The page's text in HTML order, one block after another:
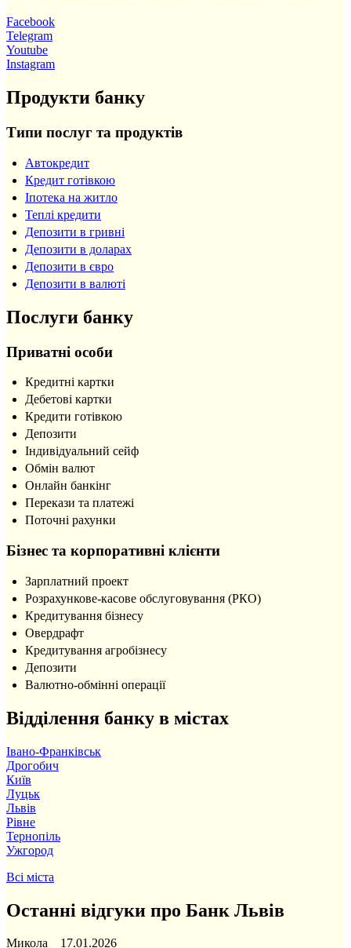
Facebook
Telegram
Youtube
Instagram
Продукти банку
Типи послуг та продуктів
Автокредит
Кредит готівкою
Іпотека на житло
Теплі кредити
Депозити в гривні
Депозити в доларах
Депозити в євро
Депозити в валюті
Послуги банку
Приватні особи
Кредитні картки
Дебетові картки
Кредити готівкою
Депозити
Індивідуальний сейф
Обмін валют
Онлайн банкінг
Перекази та платежі
Поточні рахунки
Бізнес та корпоративні клієнти
Зарплатний проект
Розрахункове-касове обслуговування (РКО)
Кредитування бізнесу
Овердрафт
Кредитування агробізнесу
Депозити
Валютно-обмінні операції
Відділення банку в містах
Івано-Франківськ
Дрогобич
Київ
Луцьк
Львів
Рівне
Тернопіль
Ужгород
Всі міста
Останні відгуки про Банк Львів
Микола 17.01.2026